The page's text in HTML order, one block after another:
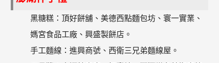
黑糖糕：頂好餅舖、美德西點麵包坊、寰一實業、
媽宮食品工廠、興盛製餅店。
手工麵線：進興商號、西衛三兄弟麵線屋。